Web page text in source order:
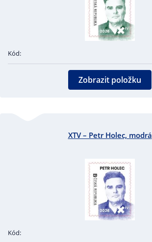
Kód:
Zobrazit položku
XTV – Petr Holec, modrá
Kód: